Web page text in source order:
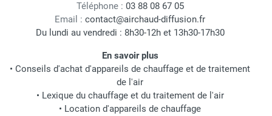
Téléphone : 03 88 08 67 05
Email : contact@airchaud-diffusion.fr
Du lundi au vendredi : 8h30-12h et 13h30-17h30
En savoir plus
• Conseils d'achat d'appareils de chauffage et de traitement
de l'air
• Lexique du chauffage et du traitement de l'air
• Location d'appareils de chauffage